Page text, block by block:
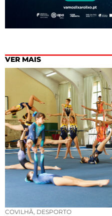
VER MAIS
COVILHÃ DESPORTO